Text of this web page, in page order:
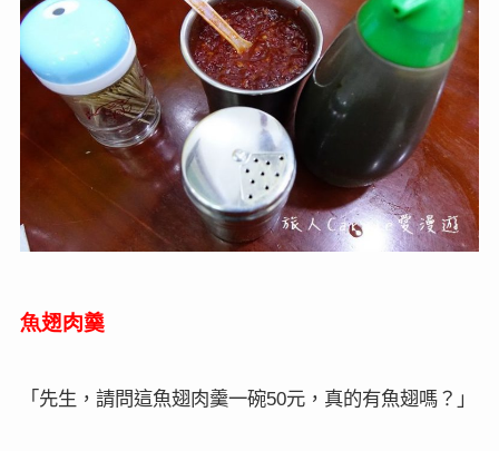
魚翅肉羹
「先生，請問這魚翅肉羹一碗50元，真的有魚翅嗎？」